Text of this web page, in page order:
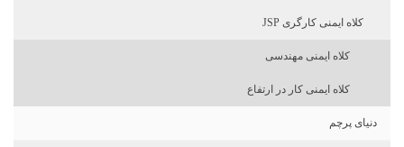
کلاه ایمنی کارگری JSP
کلاه ایمنی مهندسی
کلاه ایمنی کار در ارتفاع
دنیای پرچم